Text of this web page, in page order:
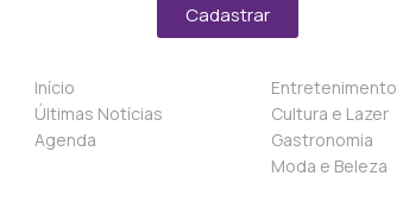
Cadastrar
Início
Últimas Notícias
Agenda
Entretenimento
Cultura e Lazer
Gastronomia
Moda e Beleza